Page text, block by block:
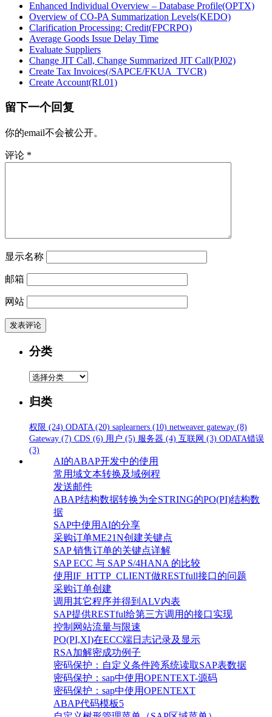
Enhanced Individual Overview – Database Profile(OPTX)
Overview of CO-PA Summarization Levels(KEDO)
Clarification Processing: Credit(FPCRPO)
Average Goods Issue Delay Time
Evaluate Suppliers
Change JIT Call, Change Summarized JIT Call(PJ02)
Create Tax Invoices(/SAPCE/FKUA_TVCR)
Create Account(RL01)
留下一个回复
你的email不会被公开。
评论 *
显示名称
邮箱
网站
分类
分
归类
权限 (24) ODATA (20) saplearners (10) netweaver gateway (8)
Gateway (7) CDS (6) 用户 (5) 服务器 (4) 互联网 (3) ODATA错误
(3)
AI的ABAP开发中的使用
常用域文本转换及域例程
发送邮件
ABAP结构数据转换为全STRING的PO(PI)结构数
据
SAP中使用AI的分享
采购订单ME21N创建关键点
SAP 销售订单的关键点详解
SAP ECC 与 SAP S/4HANA 的比较
使用IF_HTTP_CLIENT做RESTfull接口的问题
采购订单创建
调用其它程序并得到ALV内表
SAP提供RESTful给第三方调用的接口实现
控制网站流量与限速
PO(PI,XI)在ECC端日志记录及显示
RSA加解密成功例子
密码保护：自定义条件跨系统读取SAP表数据
密码保护：sap中使用OPENTEXT-源码
密码保护：sap中使用OPENTEXT
ABAP代码模板5